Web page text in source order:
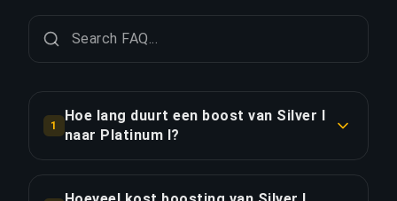
1
Hoe lang duurt een boost van Silver I
naar Platinum I?
doorgaans 12-24 uur. Met Priority Order is de